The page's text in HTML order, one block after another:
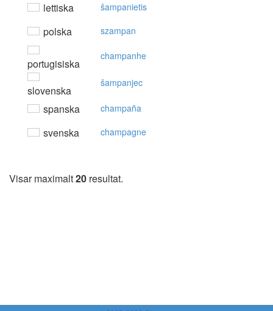
lettiska šampanietis
polska szampan
portugisiska
champanhe
slovenska
šampanjec
spanska champaña
svenska champagne
Visar maximalt20 resultat.